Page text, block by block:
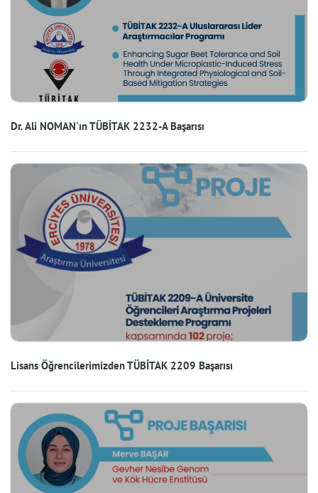
Dr. Ali NOMAN'ın TÜBİTAK 2232-A Başarısı
Lisans Öğrencilerimizden TÜBİTAK 2209 Başarısı